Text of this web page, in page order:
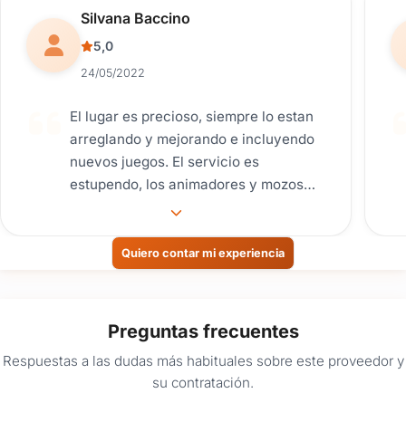
Reseña de usuario.
Silvana Baccino
5,0
24/05/2022
El lugar es precioso, siempre lo estan
arreglando y mejorando e incluyendo
nuevos juegos. El servicio es
estupendo, los animadores y mozos
estan en todo, siempre serviciales e
super recomiendo!!!
Quiero contar mi experiencia
Preguntas frecuentes
Respuestas a las dudas más habituales sobre este proveedor y
su contratación.